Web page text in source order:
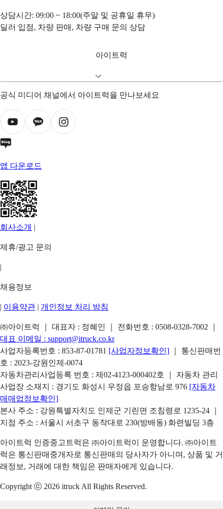
상담시간: 09:00 ~ 18:00(주말 및 공휴일 휴무)
딜러 입점, 차량 판매, 차량 구매 문의 상담
아이트럭
공식 미디어 채널에서 아이트럭을 만나보세요
앱 다운로드
회사소개 |
제휴/광고 문의
|
채용정보
| 이용약관 | 개인정보 처리 방침
㈜아이트럭 ｜ 대표자 : 정혜인 ｜ 전화번호 : 0508-0328-7002
대표 이메일 : support@itruck.co.kr
사업자등록번호 : 853-87-01781 [사업자정보확인]
｜ 통신판매번
호 : 2023-강원인제-0074
자동차관리사업등록 번호 : 제02-4123-000402호 ｜ 자동차 관리
사업장 소재지 : 경기도 화성시 우정읍 포승항남로 976 [자동차
매매업정보확인]
본사 주소 : 강원특별자치도 인제군 기린면 조침령로 1235-24 ｜
지점 주소 : 서울시 서초구 동작대로 230(방배동) 화련빌딩 3층
아이트럭 인증중고트럭은 ㈜아이트럭이 운영합니다. ㈜아이트
럭은 통신판매중개자로 통신판매의 당사자가 아니며, 상품 및 거
래정보, 거래에 대한 책임은 판매자에게 있습니다.
Copyright ⓒ 2026 itruck All Rights Reserved.